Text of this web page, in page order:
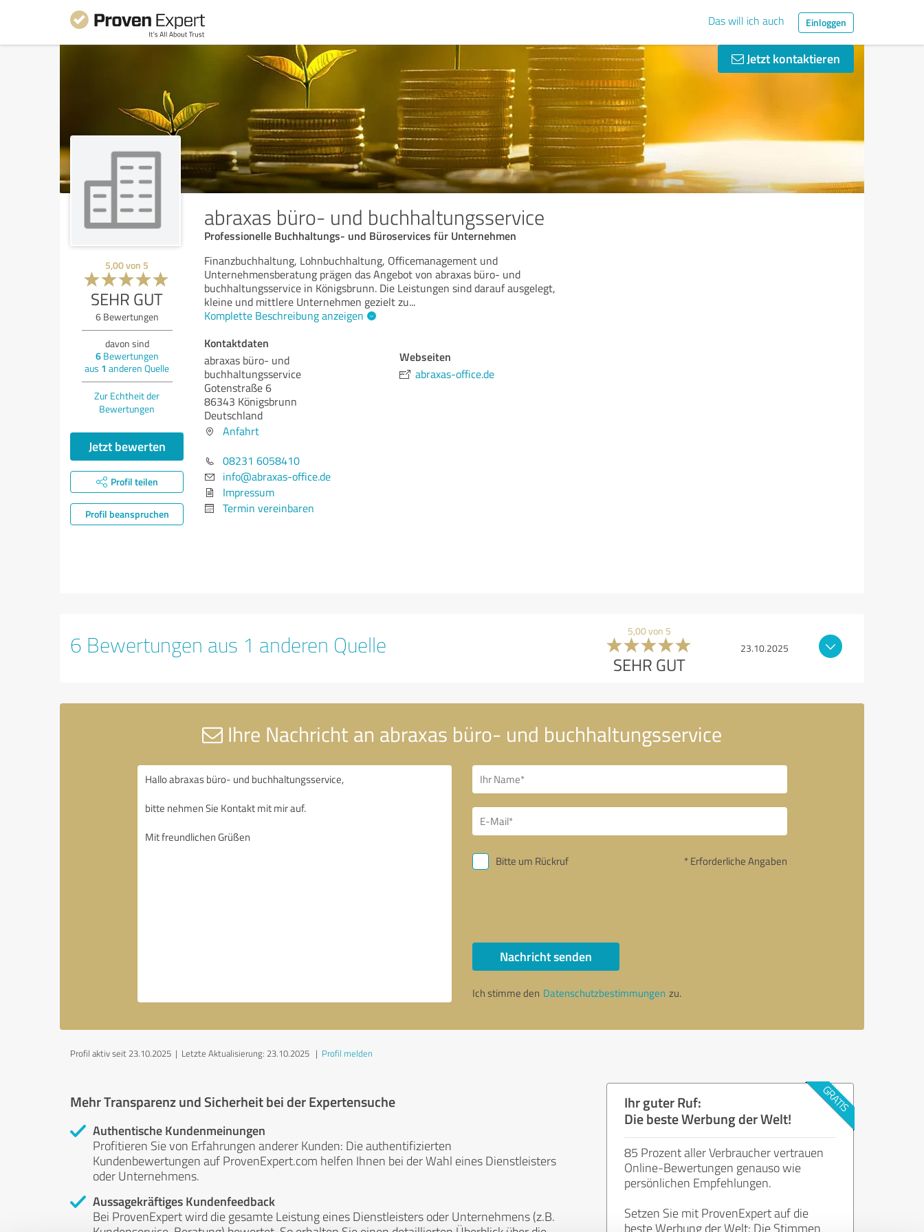
Das will ich auch Einloggen
Jetzt kontaktieren
abraxas büro- und buchhaltungsservice
Professionelle Buchhaltungs- und Büroservices für Unternehmen
5,00von 5
SEHR GUT
6Bewertungen
davon sind
6Bewertungen
aus 1 anderen Quelle
Zur Echtheit der
Bewertungen
Jetzt bewerten
Profil teilen
Profil beanspruchen
Finanzbuchhaltung, Lohnbuchhaltung, Officemanagement und
Unternehmensberatung prägen das Angebot von abraxas büro- und
buchhaltungsservice in Königsbrunn. Die Leistungen sind darauf ausgelegt,
kleine und mittlere Unternehmen gezielt zu...
Komplette Beschreibung anzeigen
Kontaktdaten
abraxas büro- und
buchhaltungsservice
Gotenstraße 6
86343 Königsbrunn
Deutschland
Anfahrt
08231 6058410
info@abraxas-office.de
Impressum
Termin vereinbaren
Webseiten
abraxas-office.de
6 Bewertungen aus 1 anderen Quelle 5,00 von 5
SEHR GUT
23.10.2025
Ihre Nachricht an abraxas büro- und buchhaltungsservice
Bitte um Rückruf * Erforderliche Angaben
Nachricht senden
Ich stimme den Datenschutzbestimmungen zu.
Profil aktiv seit 23.10.2025 | Letzte Aktualisierung: 23.10.2025 | Profil melden
Mehr Transparenz und Sicherheit bei der Expertensuche
Authentische Kundenmeinungen
Profitieren Sie von Erfahrungen anderer Kunden: Die authentifizierten
Kundenbewertungen auf ProvenExpert.com helfen Ihnen bei der Wahl eines Dienstleisters
oder Unternehmens.
Aussagekräftiges Kundenfeedback
Bei ProvenExpert wird die gesamte Leistung eines Dienstleisters oder Unternehmens (z.B.
Ihr guter Ruf:
Die beste Werbung der Welt!
85 Prozent aller Verbraucher vertrauen
Online-Bewertungen genauso wie
persönlichen Empfehlungen.
Setzen Sie mit ProvenExpert auf die
beste Werbung der Welt: Die Stimmen